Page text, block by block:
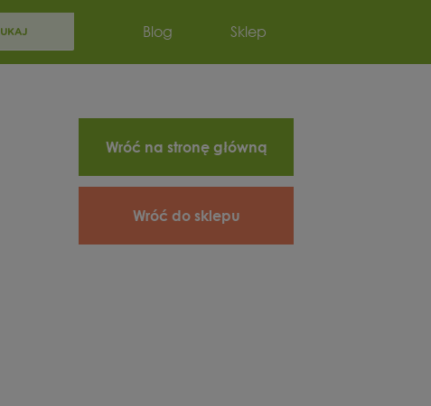
Blog Sklep
Wróć na stronę główną
Wróć do sklepu